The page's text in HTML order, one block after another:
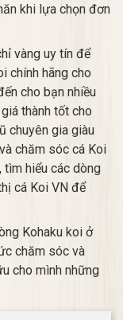
khi lựa chọn đơn
vàng uy tín để
chính hãng cho
cho bạn nhiều
thành tốt cho
chuyên gia giàu
chăm sóc cá Koi
tìm hiểu các dòng
cá Koi VN để
Kohaku koi ở
chăm sóc và
cho mình những